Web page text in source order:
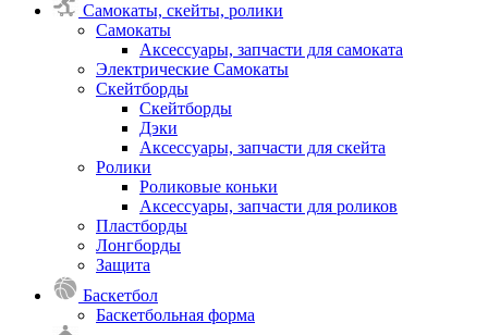
Самокаты, скейты, ролики
Самокаты
Аксессуары, запчасти для самоката
Электрические Самокаты
Скейтборды
Скейтборды
Дэки
Аксессуары, запчасти для скейта
Ролики
Роликовые коньки
Аксессуары, запчасти для роликов
Пластборды
Лонгборды
Защита
Баскетбол
Баскетбольная форма